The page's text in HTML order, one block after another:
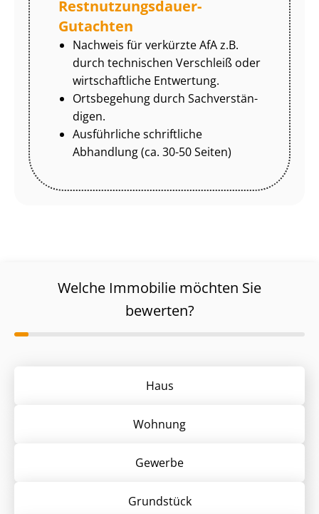
Rest­nut­zungs­dau­er-
Gutachten
Nachweis für verkürzte AfA z.B.
durch technischen Verschleiß oder
wirtschaftliche Entwertung.
Ortsbegehung durch Sach­ver­stän­
di­gen.
Ausführliche schriftliche
Abhandlung (ca. 30-50 Seiten)
Welche Immobilie möchten Sie
bewerten?
Haus
Wohnung
Gewerbe
Grund­stück